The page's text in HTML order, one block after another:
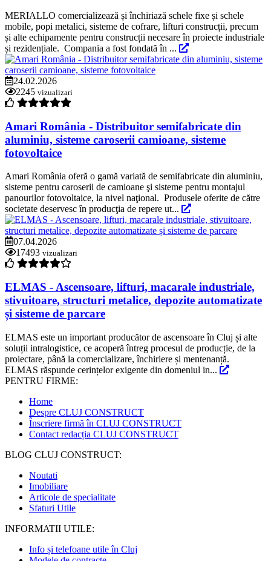
MERIALLO comercializează și închiriază schele fixe și schele
mobile, popi metalici, sisteme de cofrare, lifturi construcții, precum
și alte echipamente pentru construcții necesare în proiecte industriale
și rezidențiale. Compania a fost fondată în ...
24.02.2026
2245 vizualizari
Amari România - Distribuitor semifabricate din
aluminiu, sisteme caroserii camioane, sisteme
fotovoltaice
Amari România oferă o gamă variată de semifabricate din aluminiu,
sisteme pentru caroserii de camioane şi sisteme pentru montajul
panourilor fotovoltaice, la nivel naţional. Produsele oferite de către
societate deservesc în producţia de repere ut...
07.04.2026
17493 vizualizari
ELMAS - Ascensoare, lifturi, macarale industriale,
stivuitoare, structuri metalice, depozite automatizate
și sisteme de parcare
ELMAS este un important producător de ascensoare în Cluj și alte
soluții intralogistice, ce acoperă întreg procesul de producție, de la
proiectare, până la comercializare, închiriere și mentenanță.
ELMAS răspunde cerințelor exigente din domeniul in...
PENTRU FIRME:
Home
Despre CLUJ CONSTRUCT
Înscriere firmă în CLUJ CONSTRUCT
Contact redacția CLUJ CONSTRUCT
BLOG CLUJ CONSTRUCT:
Noutati
Imobiliare
Articole de specialitate
Sfaturi Utile
INFORMATII UTILE:
Info și telefoane utile în Cluj